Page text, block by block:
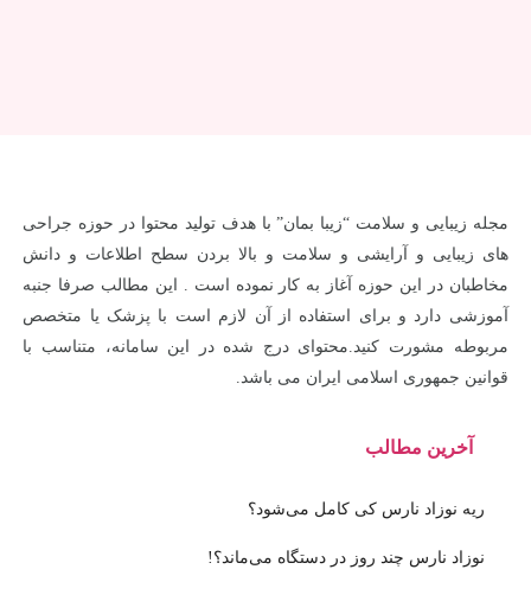
مجله زیبایی و سلامت “زیبا بمان” با هدف تولید محتوا در حوزه جراحی
های زیبایی و آرایشی و سلامت و بالا بردن سطح اطلاعات و دانش
مخاطبان در این حوزه آغاز به کار نموده است . این مطالب صرفا جنبه
آموزشی دارد و برای استفاده از آن لازم است با پزشک یا متخصص
مربوطه مشورت کنید.محتوای درج شده در این سامانه، متناسب با
قوانین جمهوری اسلامی ایران می باشد.
آخرین مطالب
ریه نوزاد نارس کی کامل می‌شود؟
نوزاد نارس چند روز در دستگاه می‌ماند؟!